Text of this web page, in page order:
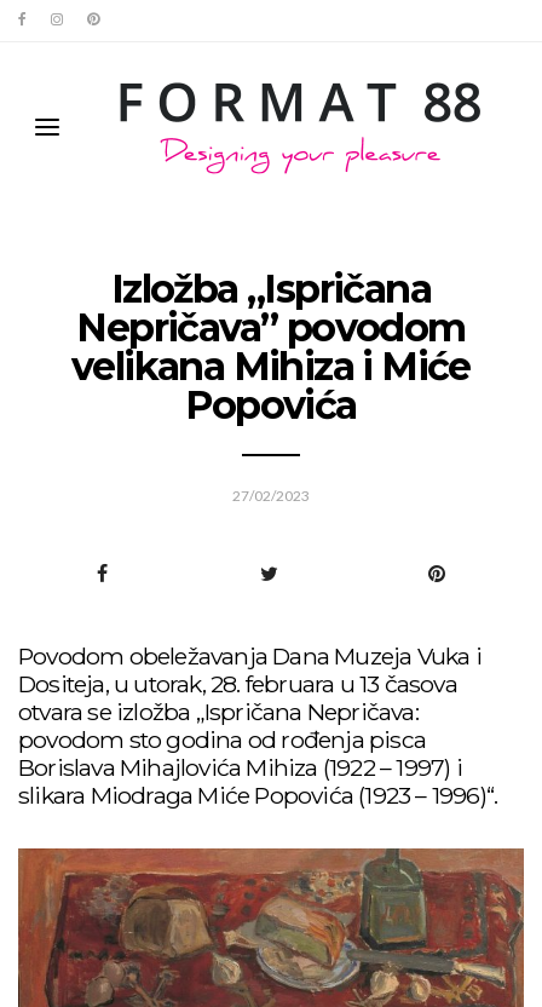
Izložba „Ispričana
Nepričava” povodom
velikana Mihiza i Miće
Popovića
27/02/2023
Povodom obeležavanja Dana Muzeja Vuka i
Dositeja, u utorak, 28. februara u 13 časova
otvara se izložba „Ispričana Nepričava:
povodom sto godina od rođenja pisca
Borislava Mihajlovića Mihiza (1922 – 1997) i
slikara Miodraga Miće Popovića (1923 – 1996)“.